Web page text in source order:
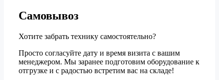
Самовывоз
Хотите забрать технику самостоятельно?
Просто согласуйте дату и время визита с вашим
менеджером. Мы заранее подготовим оборудование к
отгрузке и с радостью встретим вас на складе!